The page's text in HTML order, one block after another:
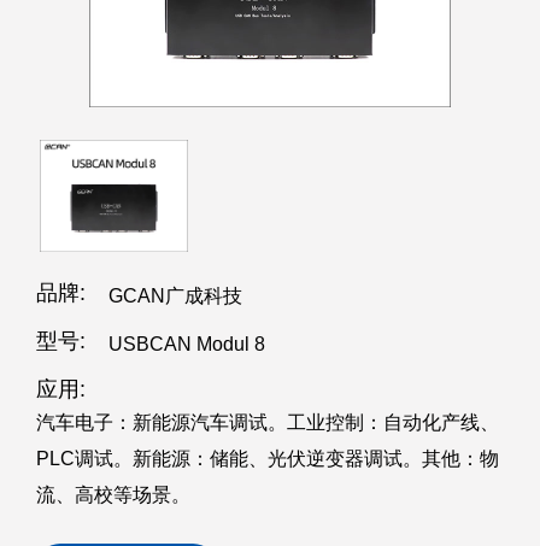
品牌: GCAN广成科技
型号: USBCAN Modul 8
应用:
汽车电子：新能源汽车调试。工业控制：自动化产线、
PLC调试。新能源：储能、光伏逆变器调试。其他：物
流、高校等场景。